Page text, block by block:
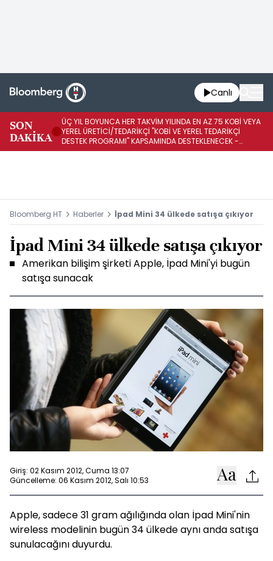
Canlı
SON
DAKİKA
ÜÇ YIL BOYUNCA HER TAKVİM YILINDA EN AZ 75 KOBİ VEYA
YEREL ÜRETİCİ/TEDARİKÇİ "KOBİ VE YEREL TEDARİKÇİ
DESTEK PROGRAMI" KAPSAMINDA DESTEKLENECEK -
REKABET KURUMU
Bloomberg HT Haberler İpad Mini 34 ülkede satışa çıkıyor
İpad Mini 34 ülkede satışa çıkıyor
Amerikan bilişim şirketi Apple, İpad Mini'yi bugün
satışa sunacak
Giriş: 02 Kasım 2012, Cuma 13:07
Güncelleme: 06 Kasım 2012, Salı 10:53
Apple, sadece 31 gram ağılığında olan İpad Mini'nin
wireless modelinin bugün 34 ülkede aynı anda satışa
sunulacağını duyurdu.